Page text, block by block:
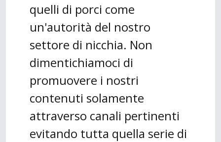
quelli di porci come
un'autorità del nostro
settore di nicchia. Non
dimentichiamoci di
promuovere i nostri
contenuti solamente
attraverso canali pertinenti
evitando tutta quella serie di